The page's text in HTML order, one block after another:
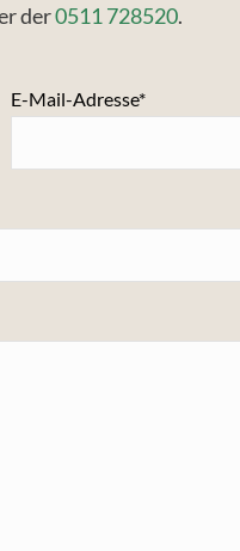
der0511 728520.
E-Mail-Adresse*